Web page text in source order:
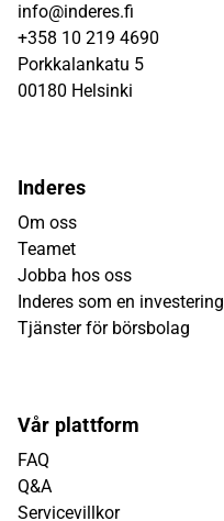
info@inderes.fi
+358 10 219 4690
Porkkalankatu 5
00180 Helsinki
Inderes
Om oss
Teamet
Jobba hos oss
Inderes som en investering
Tjänster för börsbolag
Vår plattform
FAQ
Q&A
Servicevillkor